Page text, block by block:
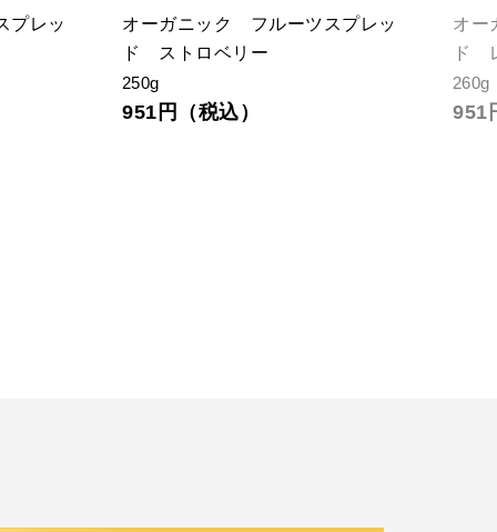
野菜のボ
オーガニック フルーツスプレッ
ド アプリコット
250g
951円（税込）
リ
ス
25g
通